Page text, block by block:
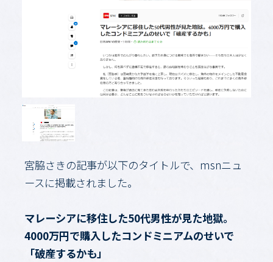
宮脇さきの記事が以下のタイトルで、msnニュ
ースに掲載されました。
マレーシアに移住した50代男性が見た地獄。
4000万円で購入したコンドミニアムのせいで
「破産するかも」